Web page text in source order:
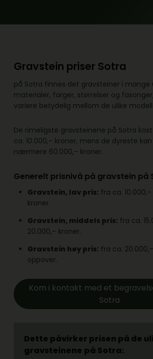
Gravstein priser Sotra
på Sotra finnes det gravsteiner i mange
materialer, farger, størrelser og
variere betydelig mellom de ulike
De rimeligste gravsteinene på Sotra
ca. 10.000,– kroner, mens de dyreste
nærmere 60.000,– kroner.
Generelt prisnivå på gravstein på
Gravstein, lav pris: fra ca. 10.000,–
kroner.
Gravstein, middels pris: fra ca.
20.000,– kroner.
Gravstein høy pris: fra ca.
oppover.
Kom i kontakt med et
Sotra
Dette påvirker prisen på de
gravsteinene på Sotra: